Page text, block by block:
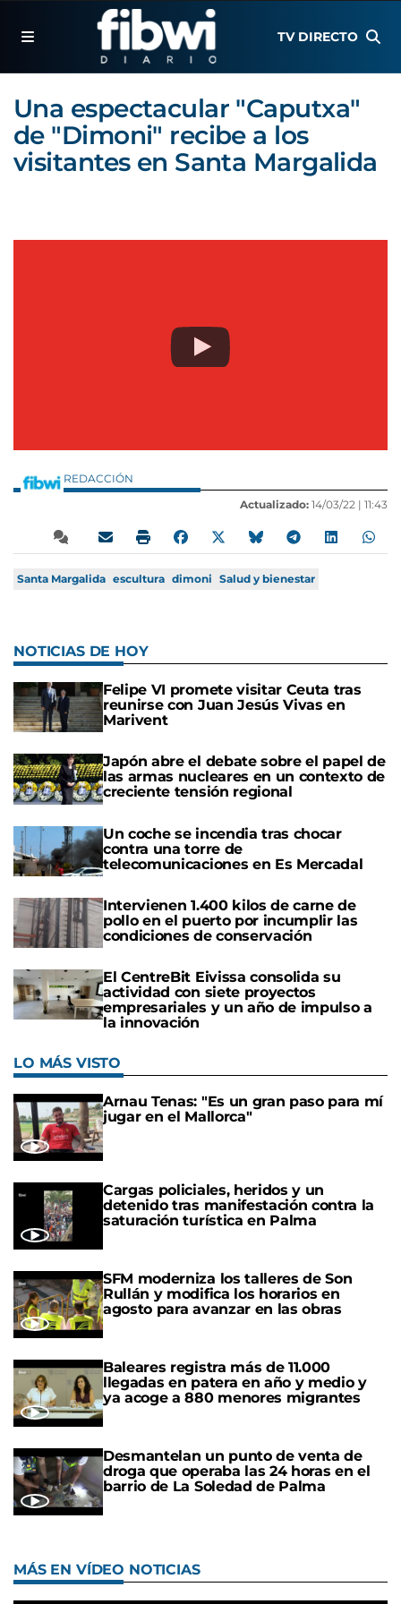
TV DIRECTO
Una espectacular "Caputxa"
de "Dimoni" recibe a los
visitantes en Santa Margalida
REDACCIÓN
Actualizado: 14/03/22 | 11:43
Santa Margalida escultura dimoni Salud y bienestar
NOTICIAS DE HOY
Felipe VI promete visitar Ceuta tras
reunirse con Juan Jesús Vivas en
Marivent
Japón abre el debate sobre el papel de
las armas nucleares en un contexto de
creciente tensión regional
Un coche se incendia tras chocar
contra una torre de
telecomunicaciones en Es Mercadal
Intervienen 1.400 kilos de carne de
pollo en el puerto por incumplir las
condiciones de conservación
El CentreBit Eivissa consolida su
actividad con siete proyectos
empresariales y un año de impulso a
la innovación
LO MÁS VISTO
Arnau Tenas: "Es un gran paso para mí
jugar en el Mallorca"
Cargas policiales, heridos y un
detenido tras manifestación contra la
saturación turística en Palma
SFM moderniza los talleres de Son
Rullán y modifica los horarios en
agosto para avanzar en las obras
Baleares registra más de 11.000
llegadas en patera en año y medio y
ya acoge a 880 menores migrantes
Desmantelan un punto de venta de
droga que operaba las 24 horas en el
barrio de La Soledad de Palma
MÁS EN VÍDEO NOTICIAS